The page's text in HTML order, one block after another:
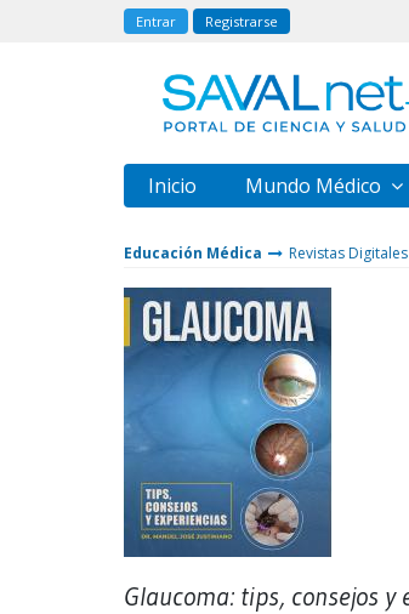
Entrar Registrarse
Inicio Mundo Médico
Educación Médica Revistas Digitales
Glaucoma: tips, consejos y